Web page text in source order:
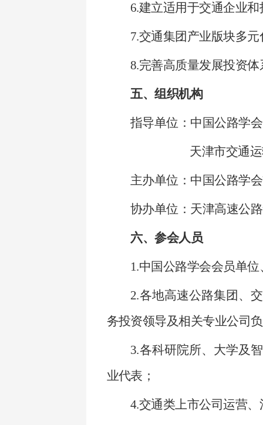
6.建立适用于交通企业
7.交通集团产业版块多
8.完善高质量发展投资
五、组织机构
指导单位：中国公路学会
天津市交通
主办单位：中国公路学
协办单位：天津高速公
六、参会人员
1.中国公路学会会员单
2.各地高速公路集团、
务投资领导及相关专业公司
3.各科研院所、大学及
业代表；
4.交通类上市公司运营